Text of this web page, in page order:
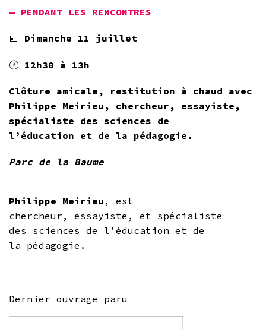
— PENDANT LES RENCONTRES
📅 Dimanche 11 juillet
🕐 12h30 à 13h
Clôture amicale , restitution à chaud avec
Philippe Meirieu , chercheur, essayiste,
spécialiste des sciences de
l’éducation et de la pédagogie.
Parc de la Baume
Philippe Meirieu , est
chercheur, essayiste, et spécialiste
des sciences de l’éducation et de
la pédagogie.
Dernier ouvrage paru